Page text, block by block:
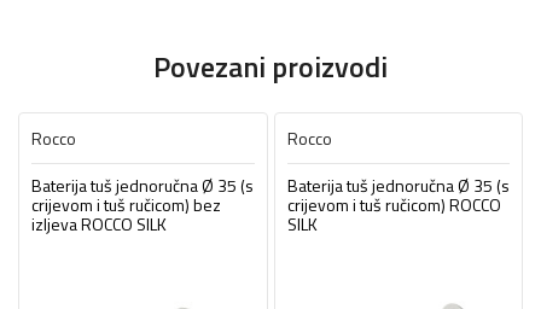
Povezani proizvodi
Rocco
Baterija tuš jednoručna Ø 35 (s
crijevom i tuš ručicom) bez
izljeva ROCCO SILK
Rocco
Baterija tuš jednoručna Ø 35 (s
crijevom i tuš ručicom) ROCCO
SILK